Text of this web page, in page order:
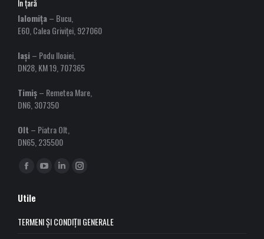
În țară
Ialomița– Bucu,
E60, Calea Griviței, 927060
Iași– Podu Iloaiei,
DN28, KM 19, 707365
Timiș– Remetea Mare,
DN6, 307350
Olt – Piatra Olt,
DN65, 235500
Find us on:
Facebook
opens
in
YouTube
in
Linkedin
in
Instagram
in
Utile
TERMENI ȘI CONDIȚII GENERALE